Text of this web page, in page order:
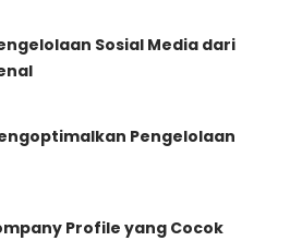
Sosial Media dari
Pengelolaan
Profile yang Cocok